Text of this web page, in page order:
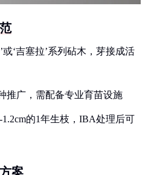
‘吉塞拉’系列砧木，芽接成活
推广，需配备专业育苗设施
的1年生枝，IBA处理后可
案